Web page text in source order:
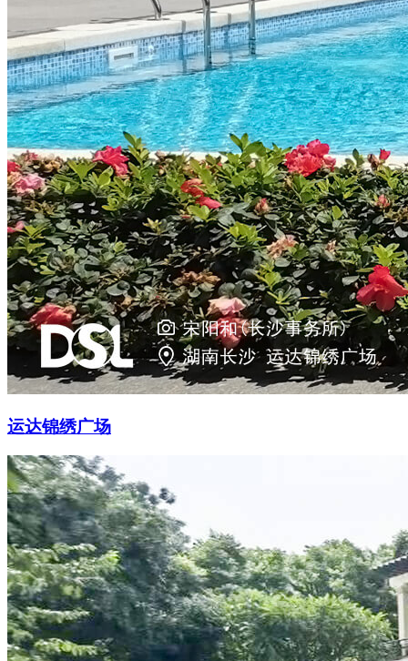
运达锦绣广场